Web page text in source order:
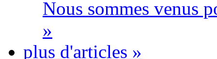
Nous sommes venus
»
plus d'articles »